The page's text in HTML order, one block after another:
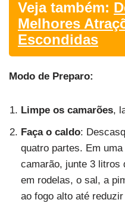
Veja também:
Melhores
Escondidas
Modo de Preparo:
Limpe os camarões,
Faça o caldo:
quatro partes. Em
camarão, junte 3 litros
em rodelas, o sal, a
ao fogo alto até